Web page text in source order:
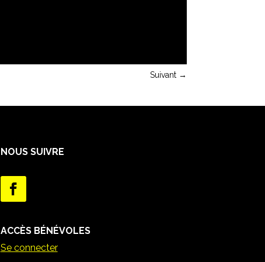
Suivant→
NOUS SUIVRE
ACCÈS BÉNÉVOLES
Se connecter